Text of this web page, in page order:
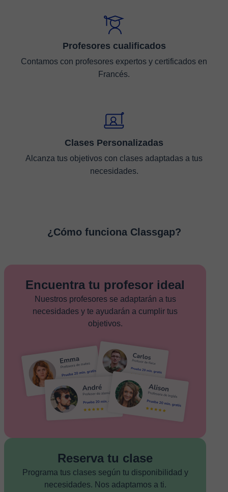
Profesores cualificados
Contamos con profesores expertos y certificados en
Francés.
Clases Personalizadas
Alcanza tus objetivos con clases adaptadas a tus
necesidades.
¿Cómo funciona Classgap?
Encuentra tu profesor ideal
Nuestros profesores se adaptarán a tus
necesidades y te ayudarán a cumplir tus
objetivos.
Reserva tu clase
Programa tus clases según tu disponibilidad y
necesidades. Nos adaptamos a ti.